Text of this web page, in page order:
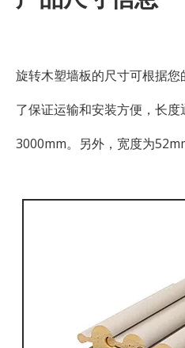
旋转木塑墙板的尺寸可根据
了保证运输和安装方便，长
3000mm。另外，宽度为